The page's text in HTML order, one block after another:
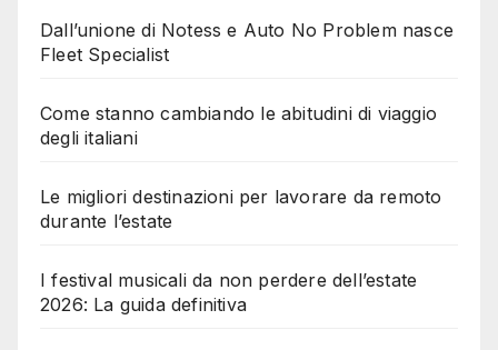
Dall’unione di Notess e Auto No Problem nasce
Fleet Specialist
Come stanno cambiando le abitudini di viaggio
degli italiani
Le migliori destinazioni per lavorare da remoto
durante l’estate
I festival musicali da non perdere dell’estate
2026: La guida definitiva